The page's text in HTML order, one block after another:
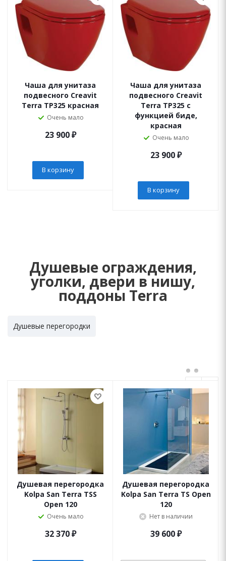
Чаша для унитаза
подвесного Creavit
Terra TP325 красная
Очень мало
23 900₽
В корзину
Чаша для унитаза
подвесного Creavit
Terra TP325 с
функцией биде,
красная
Очень мало
23 900₽
В корзину
Душевые ограждения,
уголки, двери в нишу,
поддоны Terra
Душевые перегородки
Душевая перегородка
Kolpa San Terra TSS
Open 120
Очень мало
32 370₽
Душевая перегородка
Kolpa San Terra TS Open
120
Нет в наличии
39 600₽